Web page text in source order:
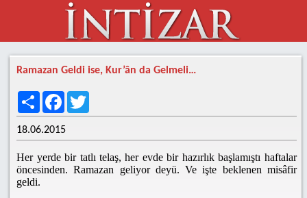
Ramazan Geldi ise, Kur’ân da Gelmeli…
Share Facebook
18.06.2015
Her yerde bir tatlı telaş, her evde bir hazırlık başlamıştı haftalar
öncesinden. Ramazan geliyor deyü. Ve işte beklenen misâfir
geldi.